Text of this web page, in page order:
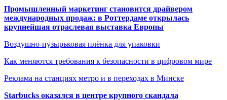
Промышленный маркетинг становится драйвером
международных продаж: в Роттердаме открылась
крупнейшая отраслевая выставка Европы
Воздушно-пузырьковая плёнка для упаковки
Как меняются требования к безопасности в цифровом мире
Реклама на станциях метро и в переходах в Минске
Starbucks оказался в центре крупного скандала